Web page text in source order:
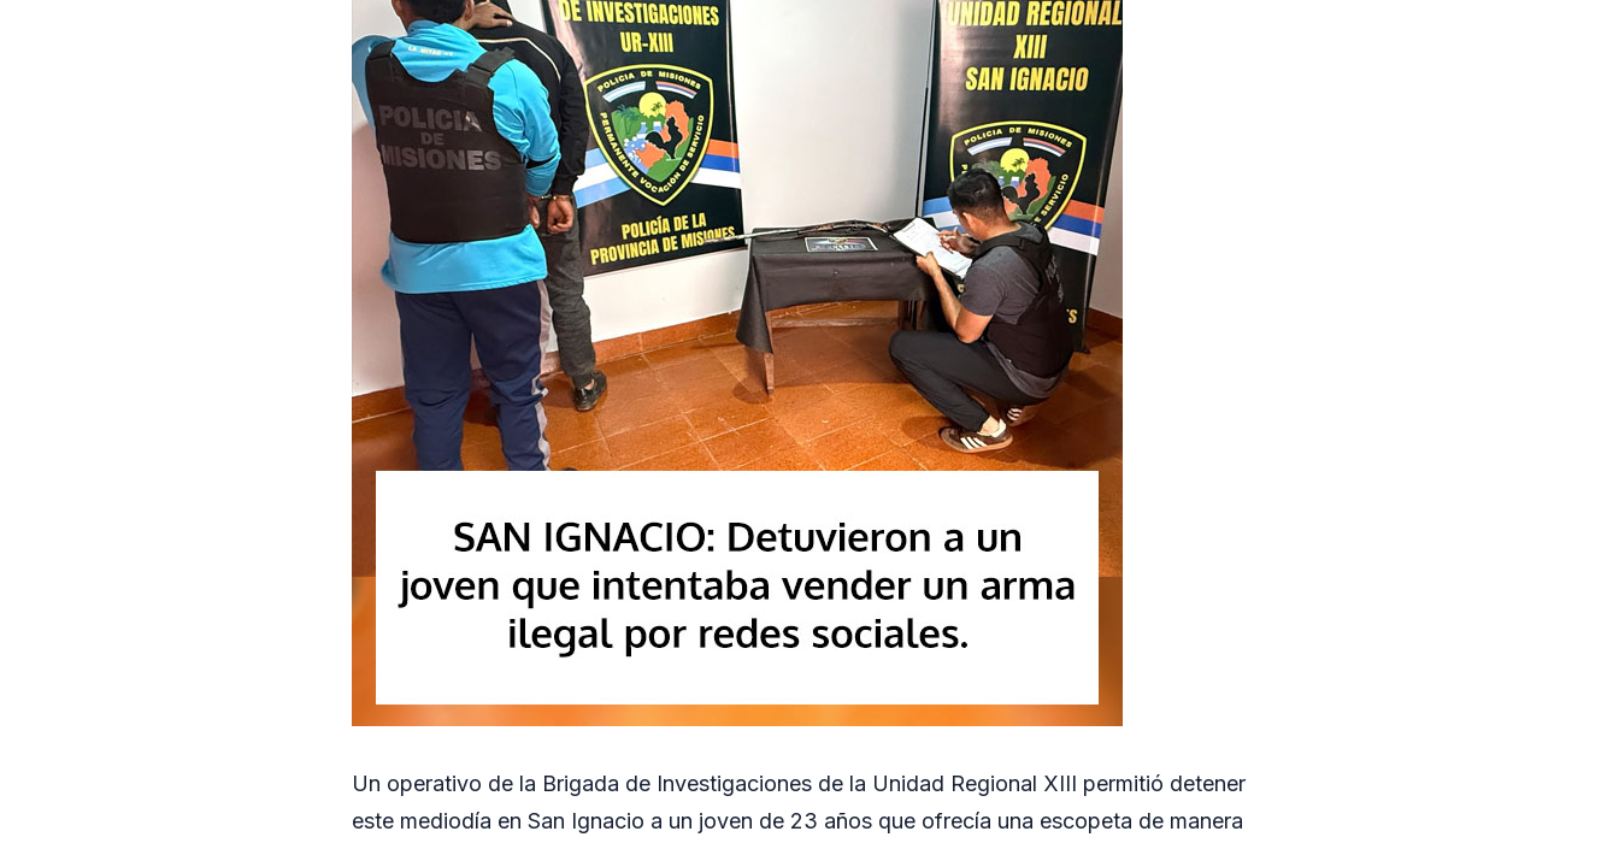
Un operativo de la Brigada de Investigaciones de la Unidad Regional XIII permitió detener
este mediodía en San Ignacio a un joven de 23 años que ofrecía una escopeta de manera